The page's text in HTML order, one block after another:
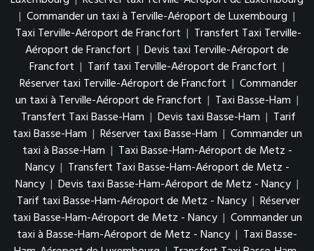
| Commander un taxi à Terville-Aéroport de Luxembourg |
Taxi Terville-Aéroport de Francfort | Transfert Taxi Terville-
Aéroport de Francfort | Devis taxi Terville-Aéroport de
Francfort | Tarif taxi Terville-Aéroport de Francfort |
Réserver taxi Terville-Aéroport de Francfort | Commander
un taxi à Terville-Aéroport de Francfort | Taxi Basse-Ham |
Transfert Taxi Basse-Ham | Devis taxi Basse-Ham | Tarif
taxi Basse-Ham | Réserver taxi Basse-Ham | Commander un
taxi à Basse-Ham | Taxi Basse-Ham-Aéroport de Metz -
Nancy | Transfert Taxi Basse-Ham-Aéroport de Metz -
Nancy | Devis taxi Basse-Ham-Aéroport de Metz - Nancy |
Tarif taxi Basse-Ham-Aéroport de Metz - Nancy | Réserver
taxi Basse-Ham-Aéroport de Metz - Nancy | Commander un
taxi à Basse-Ham-Aéroport de Metz - Nancy | Taxi Basse-